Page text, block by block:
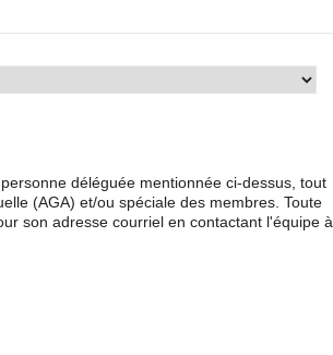
déléguée mentionnée ci-dessus, tout
(AGA) et/ou spéciale des membres. Toute
son adresse courriel en contactant l'équipe à